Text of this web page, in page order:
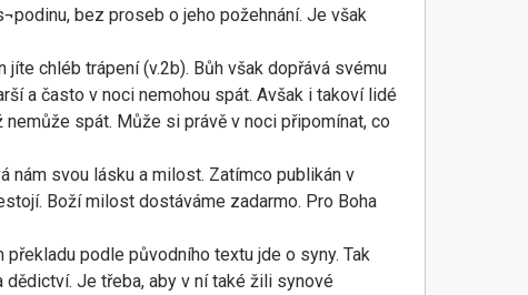
bez proseb o jeho požehnání. Je však
jíte chléb trápení (v.2b). Bůh však dopřává svému
a často v noci nemohou spát. Avšak i takoví lidé
spát. Může si právě v noci připomínat, co
nám svou lásku a milost. Zatímco publikán v
Boží milost dostáváme zadarmo. Pro Boha
podle původního textu jde o syny. Tak
Je třeba, aby v ní také žili synové